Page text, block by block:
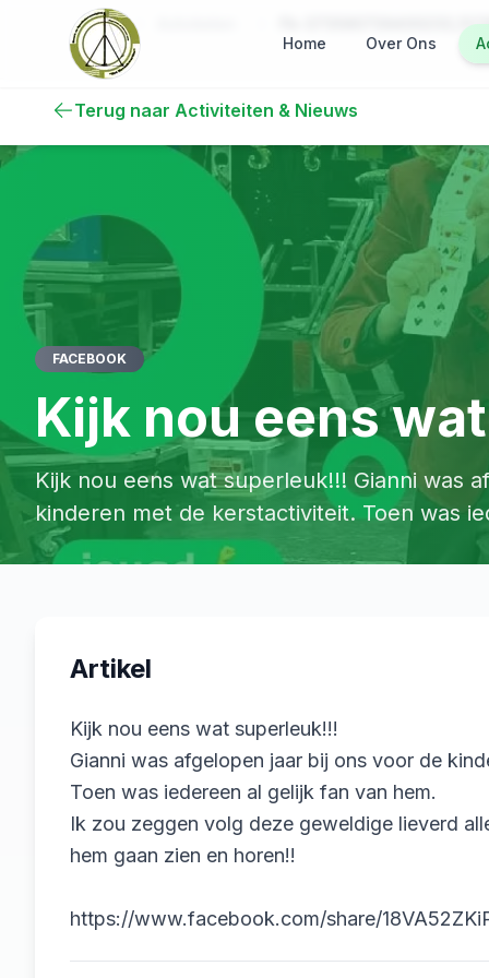
Ga naar hoofdinhoud
Ga naar navigatie
Ga naar hoofdinhoud
Home Over Ons
Home
Fb-
Terug naar Activiteiten & Nieuws
FACEBOOK
Kijk nou eens
Kijk nou eens wat superleuk!!! Gianni was
kinderen met de kerstactiviteit. Toen was
Artikel
Kijk nou eens wat superleuk!!!
Gianni was afgelopen jaar bij ons voor de
Toen was iedereen al gelijk fan van hem.
Ik zou zeggen volg deze geweldige lieverd
hem gaan zien en horen!!
https://www.facebook.com/share/